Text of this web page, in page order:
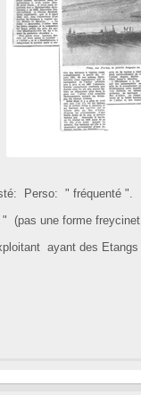
Perso: " fréquenté ".
(pas une forme
ayant des Etangs